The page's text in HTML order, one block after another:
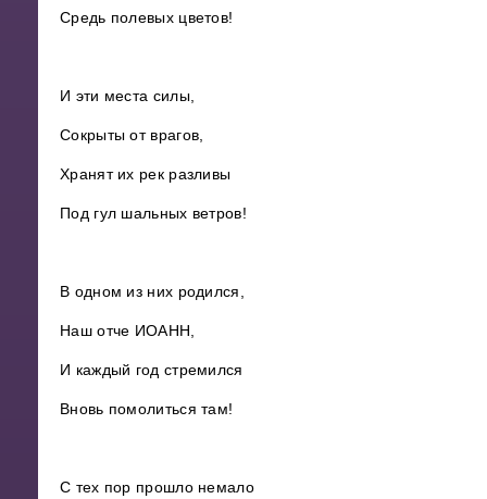
Средь полевых цветов!
И эти места силы,
Сокрыты от врагов,
Хранят их рек разливы
Под гул шальных ветров!
В одном из них родился,
Наш отче ИОАНН,
И каждый год стремился
Вновь помолиться там!
С тех пор прошло немало